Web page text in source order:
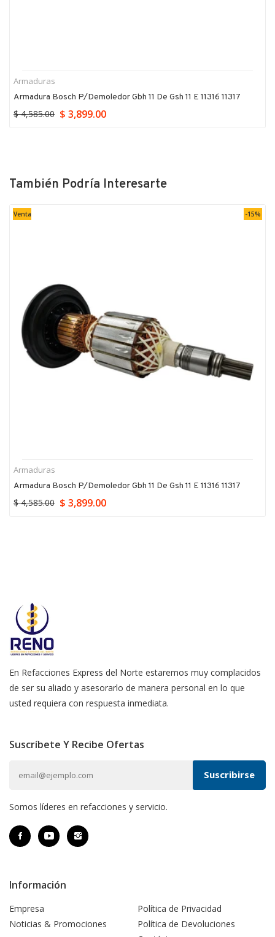
Armaduras
Armadura Bosch P/demoledor Gbh 11 De Gsh 11 E 11316 11317
$ 4,585.00 $ 3,899.00
También Podría Interesarte
Venta -15%
Armaduras
Armadura Bosch P/demoledor Gbh 11 De Gsh 11 E 11316 11317
$ 4,585.00 $ 3,899.00
En Refacciones Express del Norte estaremos muy complacidos
de ser su aliado y asesorarlo de manera personal en lo que
usted requiera con respuesta inmediata.
Suscríbete Y Recibe Ofertas
Somos líderes en refacciones y servicio.
Información
Empresa
Noticias & Promociones
Política de Privacidad
Política de Devoluciones